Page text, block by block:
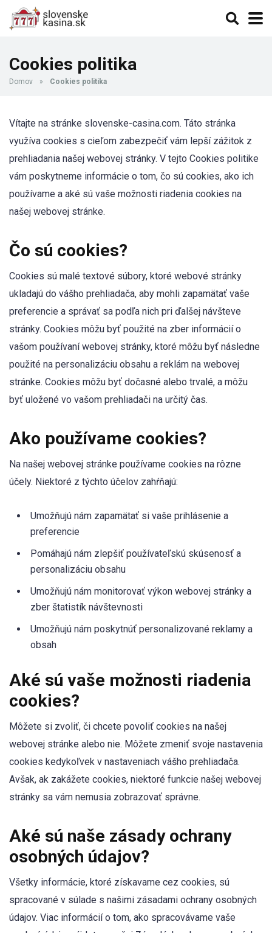
Cookies politika
Domov » Cookies politika
Vítajte na stránke slovenske-casina.com. Táto stránka
využíva cookies s cieľom zabezpečiť vám lepší zážitok z
prehliadania našej webovej stránky. V tejto Cookies politike
vám poskytneme informácie o tom, čo sú cookies, ako ich
používame a aké sú vaše možnosti riadenia cookies na
našej webovej stránke.
Čo sú cookies?
Cookies sú malé textové súbory, ktoré webové stránky
ukladajú do vášho prehliadača, aby mohli zapamätať vaše
preferencie a správať sa podľa nich pri ďalšej návšteve
stránky. Cookies môžu byť použité na zber informácií o
vašom používaní webovej stránky, ktoré môžu byť následne
použité na personalizáciu obsahu a reklám na webovej
stránke. Cookies môžu byť dočasné alebo trvalé, a môžu
byť uložené vo vašom prehliadači na určitý čas.
Ako používame cookies?
Na našej webovej stránke používame cookies na rôzne
účely. Niektoré z týchto účelov zahŕňajú:
Umožňujú nám zapamätať si vaše prihlásenie a
preferencie
Pomáhajú nám zlepšiť používateľskú skúsenosť a
personalizáciu obsahu
Umožňujú nám monitorovať výkon webovej stránky a
zber štatistík návštevnosti
Umožňujú nám poskytnúť personalizované reklamy a
obsah
Aké sú vaše možnosti riadenia
cookies?
Môžete si zvoliť, či chcete povoliť cookies na našej
webovej stránke alebo nie. Môžete zmeniť svoje nastavenia
cookies kedykoľvek v nastaveniach vášho prehliadača.
Avšak, ak zakážete cookies, niektoré funkcie našej webovej
stránky sa vám nemusia zobrazovať správne.
Aké sú naše zásady ochrany
osobných údajov?
Všetky informácie, ktoré získavame cez cookies, sú
spracované v súlade s našimi zásadami ochrany osobných
údajov. Viac informácií o tom, ako spracovávame vaše